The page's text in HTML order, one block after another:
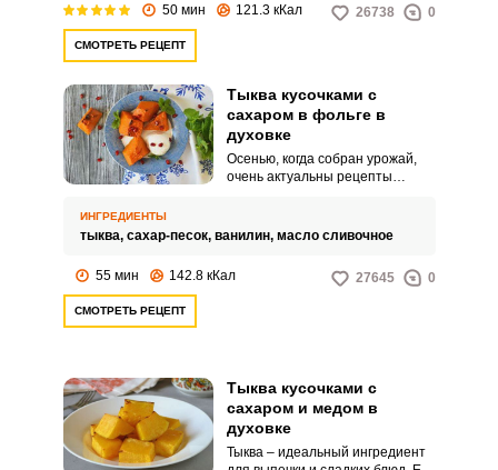
50 мин 121.3 кКал 26738 0
СМОТРЕТЬ РЕЦЕПТ
Тыква кусочками с
сахаром в фольге в
духовке
Осенью, когда собран урожай,
очень актуальны рецепты
готовится достаточно быстро и
ИНГРЕДИЕНТЫ
тыква, сахар-песок, ванилин, масло сливочное
55 мин 142.8 кКал 27645 0
СМОТРЕТЬ РЕЦЕПТ
Тыква кусочками с
сахаром и медом в
духовке
Тыква – идеальный ингредиент